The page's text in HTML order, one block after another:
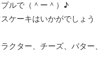
ルで（＾ー＾）♪
ケーキはいかがでしょう
クター、チーズ、バター、